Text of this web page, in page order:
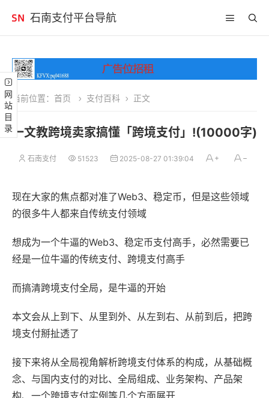
石南支付平台导航
网站目录 当前位置： 首页 支付百科 正文
一文教跨境卖家搞懂「跨境支付」!(10000字)
石南支付 51523 2025-08-27 01:39:04
现在大家的焦点都对准了Web3、稳定币，但是这些领域
的很多牛人都来自传统支付领域
想成为一个牛逼的Web3、稳定币支付高手，必然需要已
经是一位牛逼的传统支付、跨境支付高手
而搞清跨境支付全局，是牛逼的开始
本文会从上到下、从里到外、从左到右、从前到后，把跨
境支付掰扯透了
接下来将从全局视角解析跨境支付体系的构成，从基础概
念、与国内支付的对比、全局组成、业务架构、产品架